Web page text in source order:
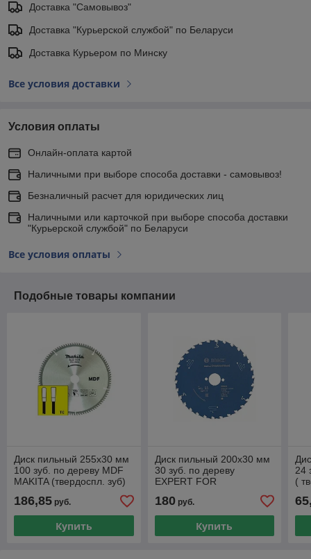
Доставка "Самовывоз"
Доставка "Курьерской службой" по Беларуси
Доставка Курьером по Минску
Все условия доставки
Условия оплаты
Онлайн-оплата картой
Наличными при выборе способа доставки - самовывоз!
Безналичный расчет для юридических лиц
Наличными или карточкой при выборе способа доставки
"Курьерской службой" по Беларуси
Все условия оплаты
Подобные товары компании
Диск пильный 255х30 мм
100 зуб. по дереву MDF
MAKITA (твердоспл. зуб)
186,85 руб.
Купить
Диск пильный 200х30 мм
30 зуб. по дереву
EXPERT FOR
BOSCH (твердоспл. зуб)
180руб.
Купить
24
(